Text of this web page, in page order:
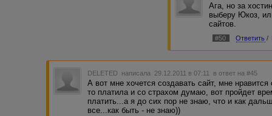
Ага, но за
выберу Юкоз,
сайтов.
#50 Ответить /
DELETED написала 29.12.2011 в 07:11 в ответ на #45
А вот мне хочется создавать сайт, мне
то платила и со страхом думаю, вот пройдет
платить...а я до сих пор не знаю, что и как
все...как быть - не знаю))